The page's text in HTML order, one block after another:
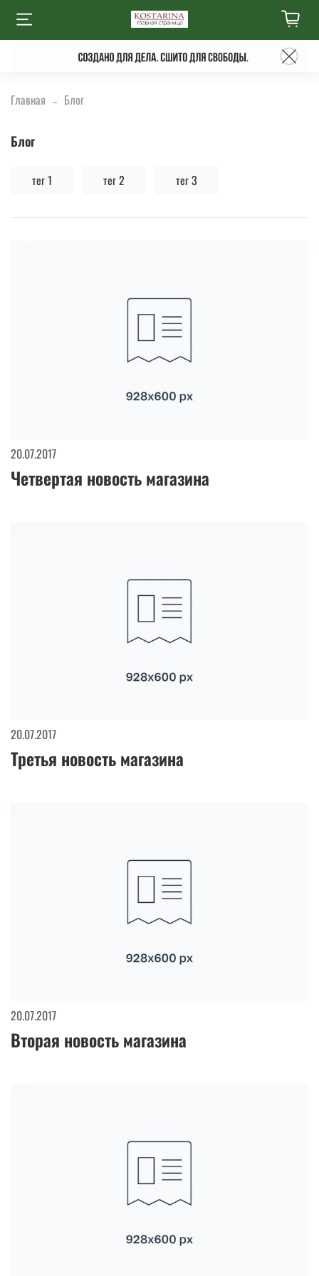
Главная Блог
Блог
тег 1 тег 2 тег 3
20.07.2017
Четвертая новость магазина
20.07.2017
Третья новость магазина
20.07.2017
Вторая новость магазина